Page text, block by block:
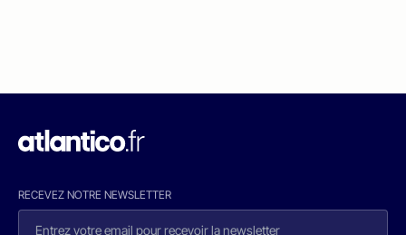
RECEVEZ NOTRE NEWSLETTER